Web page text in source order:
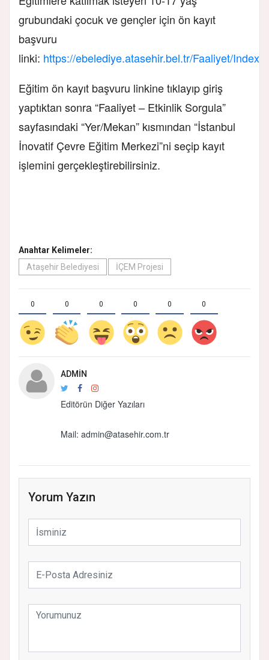
grubundaki çocuk ve gençler için ön kayıt
başvuru
linki: https://ebelediye.atasehir.bel.tr/Faaliyet/Index
Eğitim ön kayıt başvuru linkine tıklayıp giriş
yaptıktan sonra “Faaliyet – Etkinlik Sorgula”
sayfasındaki “Yer/Mekan” kısmından “İstanbul
İnovatif Çevre Eğitim Merkezi”ni seçip kayıt
işlemini gerçekleştirebilirsiniz.
Anahtar Kelimeler:
Ataşehir Belediyesi
İÇEM Projesi
0 0 0 0 0 0
ADMIN
Editörün Diğer Yazıları
Mail: admin@atasehir.com.tr
Yorum Yazın